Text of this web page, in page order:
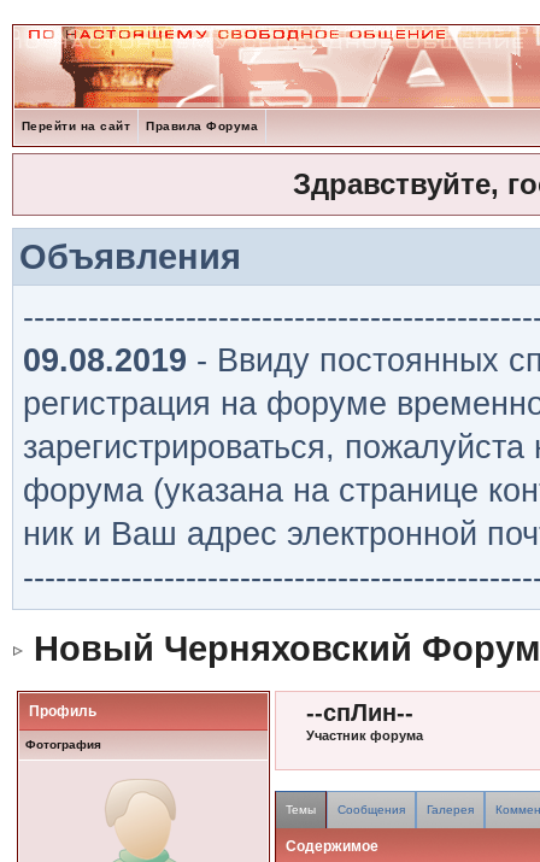
Перейти на сайт Правила Форума
Здравствуйте,
Объявления
09.08.2019 - Ввиду постоянных
регистрация на форуме
зарегистрироваться,
форума (указана на странице
ник и Ваш адрес электронной
Новый Черняховский Форум
Профиль
Фотография
--спЛин--
Участник форума
Темы Сообщения Галерея
Содержимое